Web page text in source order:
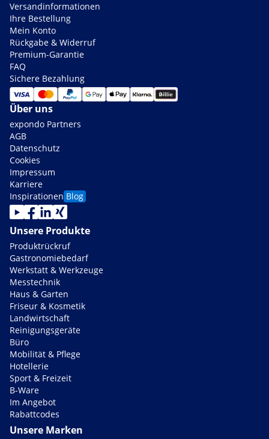
Versandinformationen
Ihre Bestellung
Mein Konto
Rückgabe & Widerruf
Premium-Garantie
FAQ
Sichere Bezahlung
Über uns
expondo Partners
AGB
Datenschutz
Cookies
Impressum
Karriere
Inspirationen Blog
Unsere Produkte
Produktrückruf
Gastronomiebedarf
Werkstatt & Werkzeuge
Messtechnik
Haus & Garten
Friseur & Kosmetik
Landwirtschaft
Reinigungsgeräte
Büro
Mobilität & Pflege
Hotellerie
Sport & Freizeit
B-Ware
Im Angebot
Rabattcodes
Unsere Marken